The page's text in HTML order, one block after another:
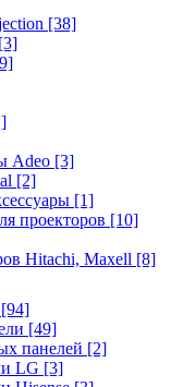
[38]
[3]
Adeo [3]
[2]
[1]
проекторов [10]
Hitachi, Maxell [8]
[94]
[49]
панелей [2]
LG [3]